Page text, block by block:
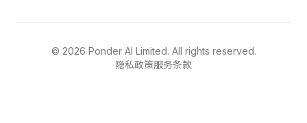
© 2026 Ponder AI Limited. All rights reserved.
隐私政策服务条款